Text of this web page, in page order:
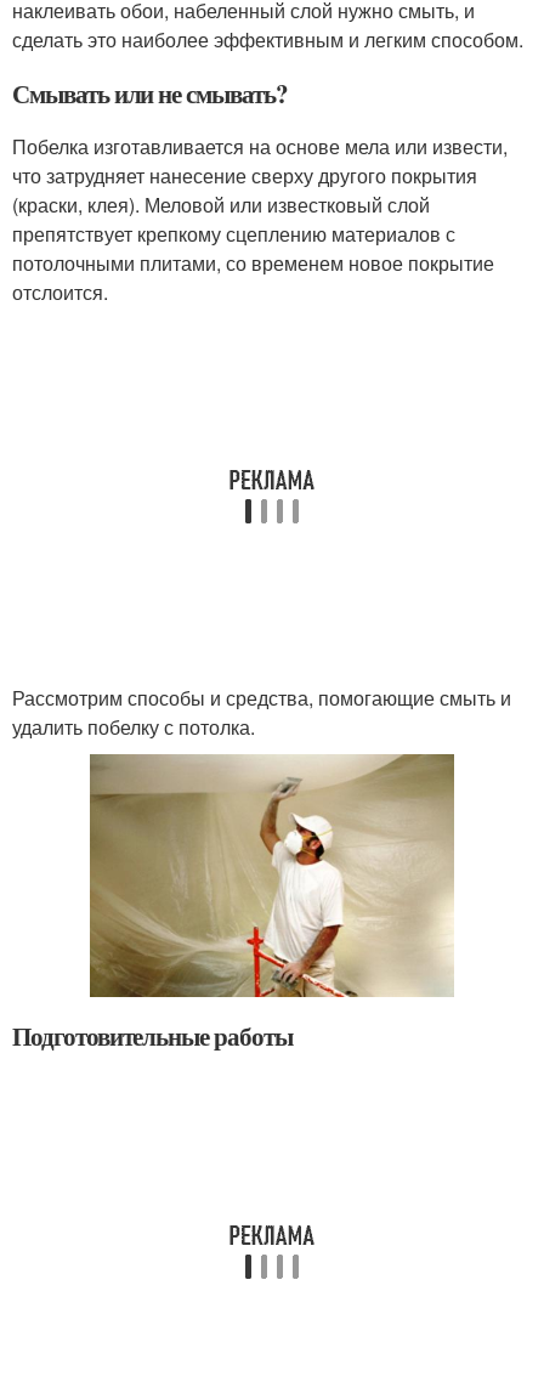
наклеивать обои, набеленный слой нужно смыть, и
сделать это наиболее эффективным и легким способом.
Смывать или не смывать?
Побелка изготавливается на основе мела или извести,
что затрудняет нанесение сверху другого покрытия
(краски, клея). Меловой или известковый слой
препятствует крепкому сцеплению материалов с
потолочными плитами, со временем новое покрытие
отслоится.
Рассмотрим способы и средства, помогающие смыть и
удалить побелку с потолка.
Подготовительные работы